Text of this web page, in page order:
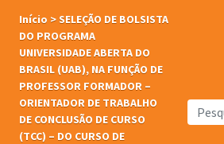
Início >SELEÇÃO DE BOLSISTA
DO PROGRAMA
UNIVERSIDADE ABERTA DO
BRASIL (UAB), NA FUNÇÃO DE
PROFESSOR FORMADOR –
ORIENTADOR DE TRABALHO
DE CONCLUSÃO DE CURSO
(TCC) – DO CURSO DE